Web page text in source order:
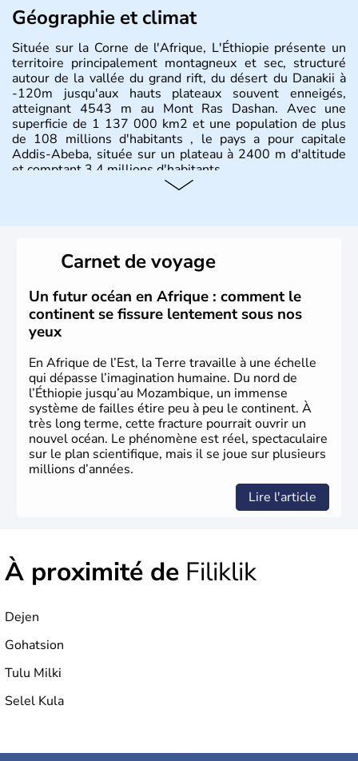
Géographie et climat
Située sur la Corne de l'Afrique, L'Éthiopie présente un
territoire principalement montagneux et sec, structuré
autour de la vallée du grand rift, du désert du Danakii à
-120m jusqu'aux hauts plateaux souvent enneigés,
atteignant 4543 m au Mont Ras Dashan. Avec une
superficie de 1 137 000 km2 et une population de plus
de 108 millions d'habitants , le pays a pour capitale
Addis-Abeba, située sur un plateau à 2400 m d'altitude
et comptant 3,4 millions d'habitants.
Carnet de voyage
Un futur océan en Afrique : comment le
continent se fissure lentement sous nos
yeux
En Afrique de l’Est, la Terre travaille à une échelle
qui dépasse l’imagination humaine. Du nord de
l’Éthiopie jusqu’au Mozambique, un immense
système de failles étire peu à peu le continent. À
très long terme, cette fracture pourrait ouvrir un
nouvel océan. Le phénomène est réel, spectaculaire
sur le plan scientifique, mais il se joue sur plusieurs
millions d’années.
Lire l'article
À proximité de Filiklik
Dejen
Gohatsion
Tulu Milki
Selel Kula